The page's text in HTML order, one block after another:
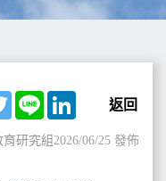
TwitterLine LinkedIn
返回
研究組2026/06/25 發佈